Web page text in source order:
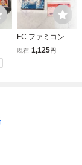
Ⅱ
FC ファミコン 上
海 箱・説明書付き
現在 1,125円